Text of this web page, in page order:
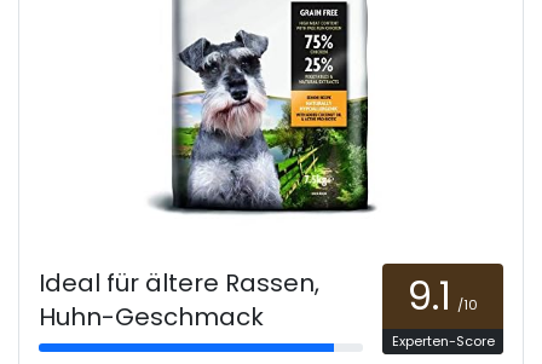
Ideal für ältere Rassen,
Huhn-Geschmack
9.1 /10
Experten-Score